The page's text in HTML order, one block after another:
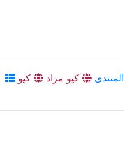
المنتدى كيو مزاد
كيو